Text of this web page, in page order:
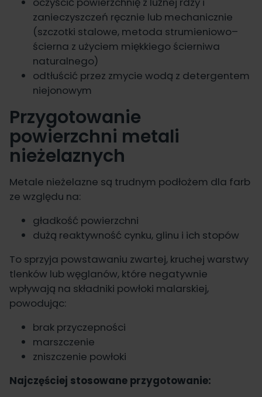
zanieczyszczeń ręcznie lub mechanicznie
(szczotki stalowe, metoda strumieniowo–
ścierna z użyciem miękkiego ścierniwa
naturalnego)
odtłuścić przez zmycie wodą z detergentem
niejonowym
Przygotowanie
powierzchni metali
nieżelaznych
Metale nieżelazne są trudnym podłożem dla farb
ze względu na:
gładkość powierzchni
dużą reaktywność cynku, glinu i ich stopów
To sprzyja powstawaniu zwartej, kruchej warstwy
tlenków lub węglanów, które negatywnie
wpływają na składniki powłoki malarskiej,
powodując:
brak przyczepności
marszczenie
zniszczenie powłoki
Najczęściej stosowane przygotowanie: